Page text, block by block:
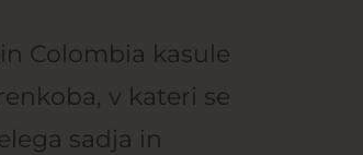
Colombia kasule
v kateri se
sadja in